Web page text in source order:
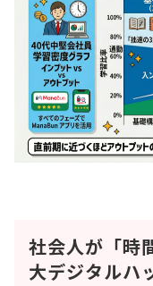
社会人が「時
大デジタルハ